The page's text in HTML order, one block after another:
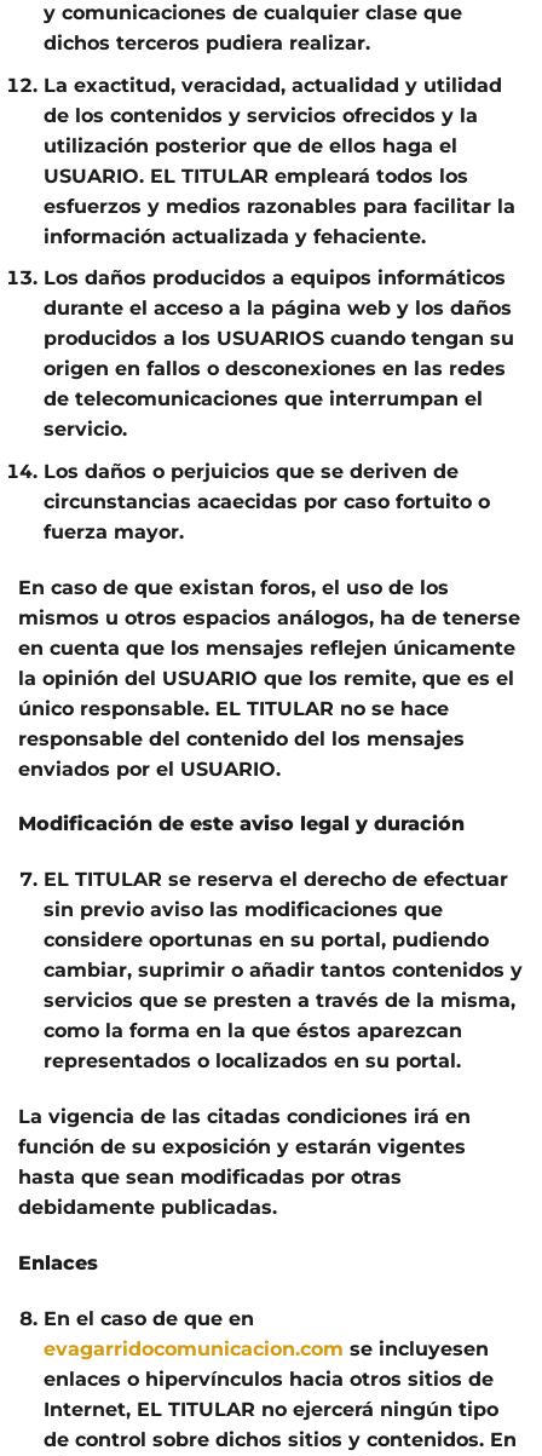
y comunicaciones de cualquier clase que
dichos terceros pudiera realizar.
La exactitud, veracidad, actualidad y utilidad
de los contenidos y servicios ofrecidos y la
utilización posterior que de ellos haga el
USUARIO. EL TITULAR empleará todos los
esfuerzos y medios razonables para facilitar la
información actualizada y fehaciente.
Los daños producidos a equipos informáticos
durante el acceso a la página web y los daños
producidos a los USUARIOS cuando tengan su
origen en fallos o desconexiones en las redes
de telecomunicaciones que interrumpan el
servicio.
Los daños o perjuicios que se deriven de
circunstancias acaecidas por caso fortuito o
fuerza mayor.
En caso de que existan foros, el uso de los
mismos u otros espacios análogos, ha de tenerse
en cuenta que los mensajes reflejen únicamente
la opinión del USUARIO que los remite, que es el
único responsable. EL TITULAR no se hace
responsable del contenido del los mensajes
enviados por el USUARIO.
Modificación de este aviso legal y duración
EL TITULAR se reserva el derecho de efectuar
sin previo aviso las modificaciones que
considere oportunas en su portal, pudiendo
cambiar, suprimir o añadir tantos contenidos y
servicios que se presten a través de la misma,
como la forma en la que éstos aparezcan
representados o localizados en su portal.
La vigencia de las citadas condiciones irá en
función de su exposición y estarán vigentes
hasta que sean modificadas por otras
debidamente publicadas.
Enlaces
En el caso de que en
evagarridocomunicacion.com se incluyesen
enlaces o hipervínculos hacia otros sitios de
Internet, EL TITULAR no ejercerá ningún tipo
de control sobre dichos sitios y contenidos. En